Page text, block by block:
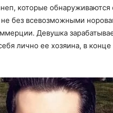
которые
без всевозможными
Девушка
лично ее хозяина, в